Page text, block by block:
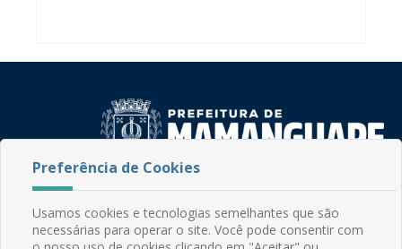
Rua do Imperador, 78, Centro
CEP: 58.280-000 - Mamanguape/PB
Fone: (83) 3292-2246
Preferência de Cookies
Usamos cookies e tecnologias semelhantes que são
necessárias para operar o site. Você pode consentir com